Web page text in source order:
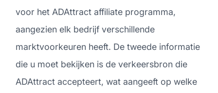
voor het ADAttract affiliate programma,
aangezien elk bedrijf verschillende
marktvoorkeuren heeft. De tweede informatie
die u moet bekijken is de verkeersbron die
ADAttract accepteert, wat aangeeft op welke